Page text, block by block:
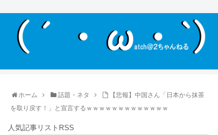
ホーム 話題・ネタ
【悲報】中国さん「日本から抹茶
を取り戻す！」と宣言するｗｗｗｗｗｗｗｗｗｗｗｗｗ
人気記事リストRSS